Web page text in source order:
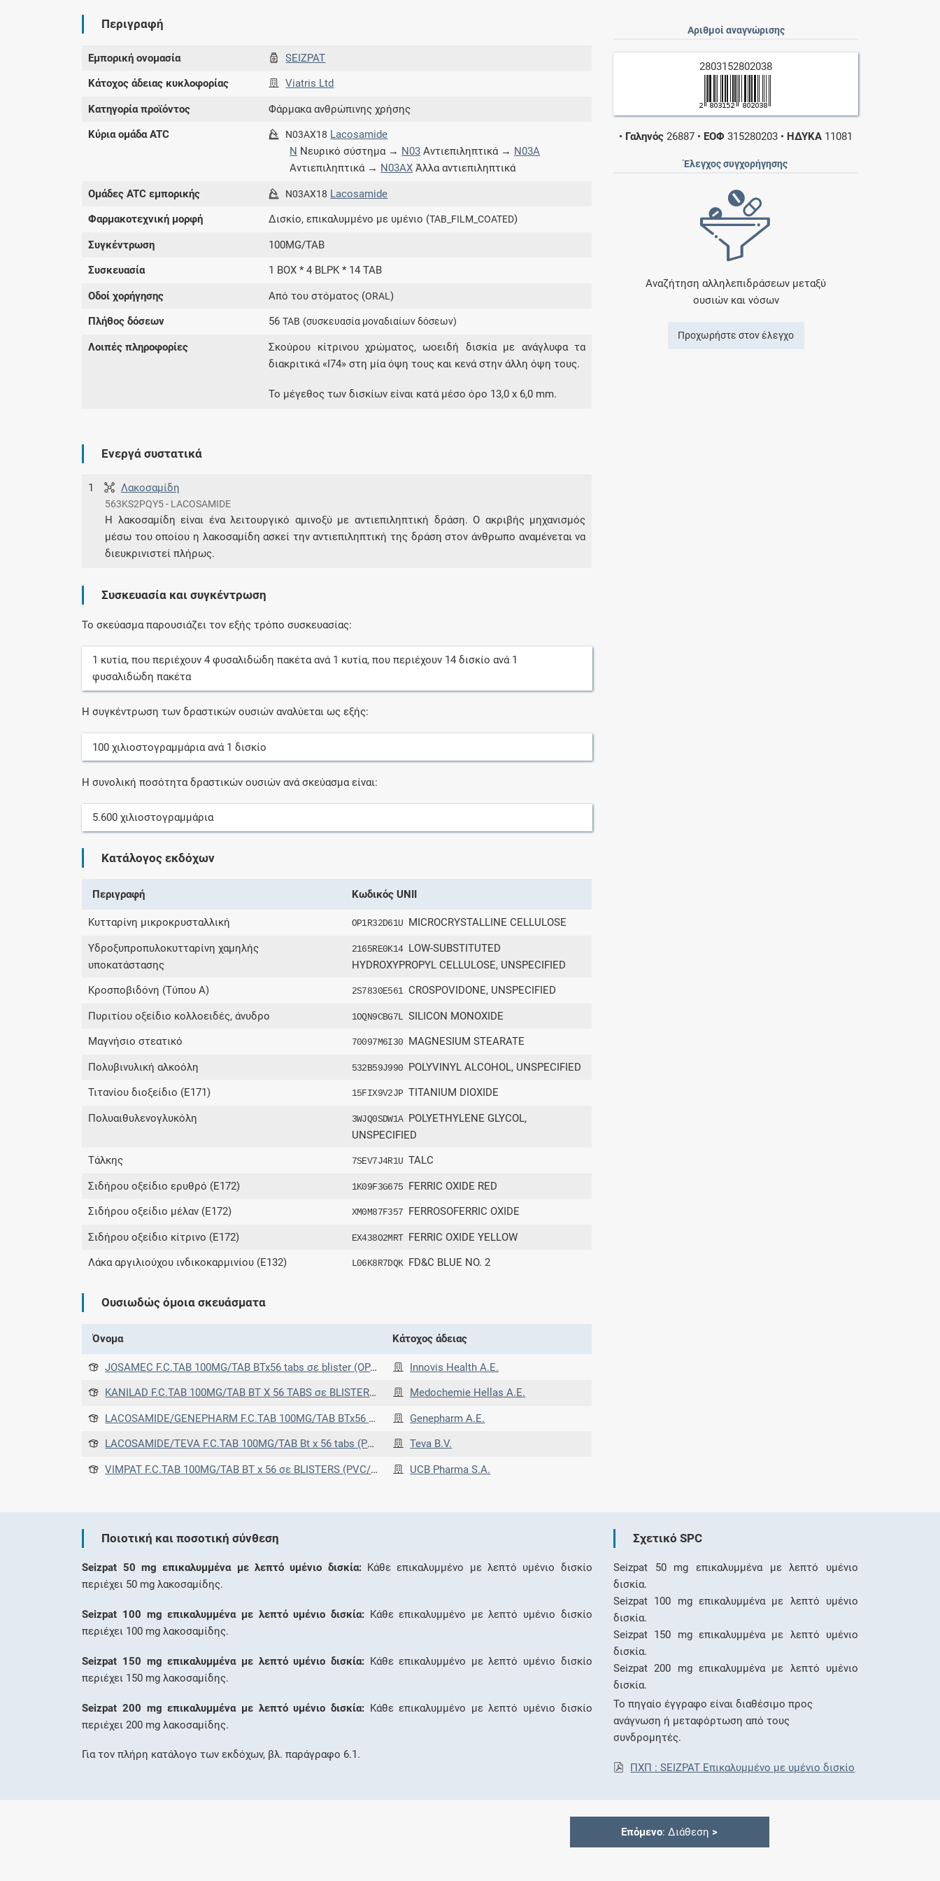
επιπλέον παροχές των συνδρομητικών
νόσους, συμπτώματα και ιατρικές πράξεις
Γνωρίζατε ότι...
Μοιραζόμαστε μαζί σας γεγονότα της
πορείας του Galinos.gr από το 2011 μέχρι
σήμερα
Περιγραφή
Εμπορική ονομασία SEIZPAT
Κάτοχος άδειας κυκλοφορίας Viatris Ltd
Κατηγορία προϊόντος Φάρμακα ανθρώπινης χρήσης
Κύρια ομάδα ATC N03AX18 Lacosamide
N Νευρικό σύστημα → N03 Αντιεπιληπτικά → N03A
Αντιεπιληπτικά → N03AX Άλλα αντιεπιληπτικά
Ομάδες ATC εμπορικής N03AX18 Lacosamide
Φαρμακοτεχνική μορφή Δισκίο, επικαλυμμένο με υμένιο (TAB_FILM_COATED)
Συγκέντρωση 100MG/TAB
Συσκευασία 1 BOX * 4 BLPK * 14 TAB
Οδοί χορήγησης Από του στόματος (ORAL)
Πλήθος δόσεων 56TAB (συσκευασία μοναδιαίων δόσεων)
Λοιπές πληροφορίες
Σκούρου κίτρινου χρώματος, ωοειδή δισκία με ανάγλυφα τα
διακριτικά «I74» στη μία όψη τους και κενά στην άλλη όψη τους.
Το μέγεθος των δισκίων είναι κατά μέσο όρο 13,0 x 6,0 mm.
Αριθμοί αναγνώρισης
2803152802038
• Γαληνός 26887 • ΕΟΦ 315280203 • ΗΔΥΚΑ 11081
Έλεγχος συγχορήγησης
Αναζήτηση αλληλεπιδράσεων μεταξύ
ουσιών και νόσων
Προχωρήστε στον έλεγχο
Ενεργά συστατικά
1 Λακοσαμίδη
563KS2PQY5 - LACOSAMIDE
Η λακοσαμίδη είναι ένα λειτουργικό αμινοξύ με αντιεπιληπτική δράση. Ο ακριβής μηχανισμός
μέσω του οποίου η λακοσαμίδη ασκεί την αντιεπιληπτική της δράση στον άνθρωπο αναμένεται να
διευκρινιστεί πλήρως.
Συσκευασία και συγκέντρωση
Το σκεύασμα παρουσιάζει τον εξής τρόπο συσκευασίας:
1 κυτία, που περιέχουν4 φυσαλιδώδη πακέταανά 1 κυτία, που περιέχουν 14 δισκίο ανά 1
φυσαλιδώδη πακέτα
Η συγκέντρωση των δραστικών ουσιών αναλύεται ως εξής:
100 χιλιοστογραμμάριαανά 1 δισκίο
Η συνολική ποσότητα δραστικών ουσιών ανά σκεύασμα είναι:
5.600 χιλιοστογραμμάρια
Κατάλογος εκδόχων
Περιγραφή Κωδικός UNII
Kυτταρίνη μικροκρυσταλλική OP1R32D61U MICROCRYSTALLINE CELLULOSE
Υδροξυπροπυλοκυτταρίνη χαμηλής
υποκατάστασης
2165RE0K14 LOW-SUBSTITUTED
HYDROXYPROPYL CELLULOSE, UNSPECIFIED
Κροσποβιδόνη (Tύπου A) 2S7830E561 CROSPOVIDONE, UNSPECIFIED
Πυριτίου οξείδιο κολλοειδές, άνυδρο 1OQN9CBG7L SILICON MONOXIDE
Mαγνήσιο στεατικό 70097M6I30 MAGNESIUM STEARATE
Πολυβινυλική αλκοόλη 532B59J990 POLYVINYL ALCOHOL, UNSPECIFIED
Τιτανίου διοξείδιο (E171) 15FIX9V2JP TITANIUM DIOXIDE
Πολυαιθυλενογλυκόλη 3WJQ0SDW1A POLYETHYLENE GLYCOL,
UNSPECIFIED
Tάλκης 7SEV7J4R1U TALC
Σιδήρου οξείδιο ερυθρό (E172) 1K09F3G675 FERRIC OXIDE RED
Σιδήρου οξείδιο μέλαν (E172) XM0M87F357 FERROSOFERRIC OXIDE
Σιδήρου οξείδιο κίτρινο (E172) EX438O2MRT FERRIC OXIDE YELLOW
Λάκα αργιλιούχου ινδικοκαρμινίου (E132) L06K8R7DQK FD&C BLUE NO. 2
Ουσιωδώς όμοια σκευάσματα
Όνομα Κάτοχος άδειας
JOSAMEC F.C.TAB 100MG/TAB BTx56 tabs σε blister (OPA/AL/PVC) Innovis Health Α.Ε.
KANILAD F.C.TAB 100MG/TAB BT X 56 TABS σε BLISTER (PVC/PVDC-ALU) Medochemie Hellas Α.Ε.
LACOSAMIDE/GENEPHARM F.C.TAB 100MG/TAB BTx56 tabs σε blister (PVC/PVDC-ALU) Genepharm Α.Ε.
LACOSAMIDE/TEVA F.C.TAB 100MG/TAB Bt x 56 tabs (PVC/PVDC-ALU blisters) Teva B.V.
VIMPAT F.C.TAB 100MG/TAB ΒΤ x 56 σε BLISTERS (PVC/PVDC/ALU) (PVC/PVDC/ALU) UCB Pharma S.A.
Ποιοτική και ποσοτική σύνθεση
Seizpat 50 mg επικαλυμμένα με λεπτό υμένιο δισκία:Κάθε επικαλυμμένο με λεπτό υμένιο δισκίο
περιέχει 50 mg λακοσαμίδης.
Seizpat 100 mg επικαλυμμένα με λεπτό υμένιο δισκία:Κάθε επικαλυμμένο με λεπτό υμένιο δισκίο
περιέχει 100 mg λακοσαμίδης.
Seizpat 150 mg επικαλυμμένα με λεπτό υμένιο δισκία:Κάθε επικαλυμμένο με λεπτό υμένιο δισκίο
περιέχει 150 mg λακοσαμίδης.
Seizpat 200 mg επικαλυμμένα με λεπτό υμένιο δισκία:Κάθε επικαλυμμένο με λεπτό υμένιο δισκίο
περιέχει 200 mg λακοσαμίδης.
Για τον πλήρη κατάλογο των εκδόχων, βλ. παράγραφο 6.1.
Σχετικό SPC
Seizpat 50 mg επικαλυμμένα με λεπτό υμένιο
δισκία.
Seizpat 100 mg επικαλυμμένα με λεπτό υμένιο
δισκία.
Seizpat 150 mg επικαλυμμένα με λεπτό υμένιο
δισκία.
Seizpat 200 mg επικαλυμμένα με λεπτό υμένιο
δισκία.
Το πηγαίο έγγραφο είναι διαθέσιμο προς
ανάγνωση ή μεταφόρτωση από τους
συνδρομητές.
ΠΧΠ : SEIZPAT Επικαλυμμένο με υμένιο δισκίο
Επόμενο: Διάθεση >